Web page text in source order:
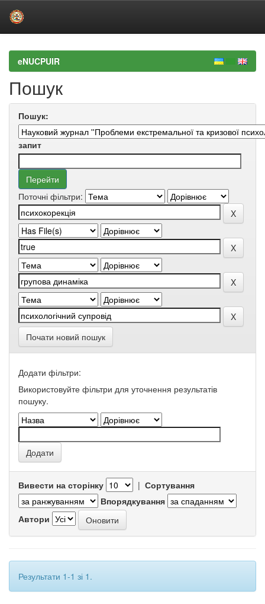
navigationeNUCPUIR
Пошук
Пошук:
запит
Поточні фільтри:
Почати новий пошук
Додати фільтри:
Використовуйте фільтри для уточнення результатів
пошуку.
Вивести на сторінку | Сортування
Впорядкування
Автори
Результати 1-1 зі 1.